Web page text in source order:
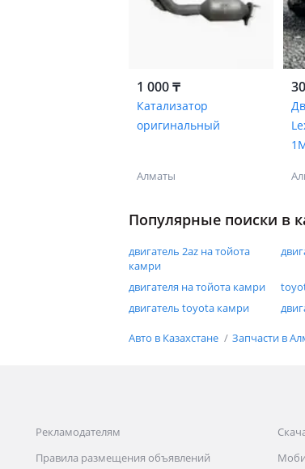
1 000 ₸
Катализатор
оригинальный
Алматы
Популярные поиски в
двигатель 2az на тойота
камри
двигателя на тойота камри
двигатель toyota камри
Авто в Казахстане Запчасти в
Рекламодателям
Правила размещения объявлений